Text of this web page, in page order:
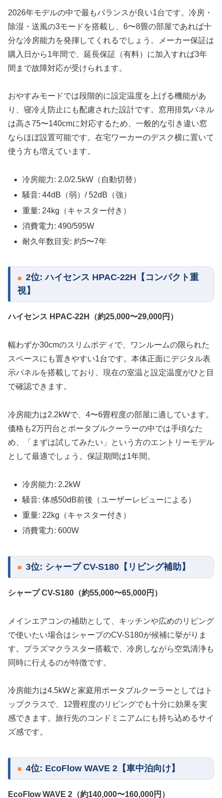
2026年モデルの中で最もバランスが良い1台です。冷房・
除湿・送風の3モードを搭載し、6〜8畳の部屋であれば十
分な冷房能力を発揮してくれるでしょう。メーカー保証は
購入日から1年間で、延長保証（有料）に加入すれば3年
間まで故障対応が受けられます。
おやすみモードでは段階的に設定温度を上げる機能があ
り、寝冷え防止にも配慮された設計です。窓用排気パネル
は高さ75〜140cmに対応するため、一般的な引き違い窓
ならほぼ設置可能です。在宅ワーカーのデスク横に置いて
使う方も増えています。
冷房能力: 2.0/2.5kW（自動切替）
騒音: 44dB（弱）/ 52dB（強）
重量: 24kg（キャスター付き）
消費電力: 490/595W
耐久年数目安: 約5〜7年
2位: ハイセンス HPAC-22H【コンパクト重
視】
ハイセンス HPAC-22H（約25,000〜29,000円）
幅わずか30cmのスリムボディで、ワンルームの限られた
スペースにも置きやすい1台です。本体正面にデジタル表
示パネルを搭載しており、現在の室温と設定温度がひと目
で確認できます。
冷房能力は2.2kWで、4〜6畳程度の部屋に適しています。
価格も2万円台とポータブルクーラーの中では手頃なた
め、「まずは試してみたい」という方のエントリーモデル
として最適でしょう。保証期間は1年間。
冷房能力: 2.2kW
騒音: 体感50dB前後（ユーザーレビューによる）
重量: 22kg（キャスター付き）
消費電力: 600W
3位: シャープ CV-S180【リビング補助】
シャープ CV-S180（約55,000〜65,000円）
メインエアコンの補助として、キッチンや広めのリビング
で使いたい場合はシャープのCV-S180が候補に挙がりま
す。プラズマクラスター搭載で、冷房しながら空気清浄も
同時に行えるのが特徴です。
冷房能力は4.5kWと家庭用ポータブルクーラーとしてはト
ップクラスで、12畳程度のリビングでも十分に効果を実
感できます。旅行先のコンドミニアムにも持ち込めるサイ
ズ感です。
4位: EcoFlow WAVE 2【車中泊向け】
EcoFlow WAVE 2（約140,000〜160,000円）